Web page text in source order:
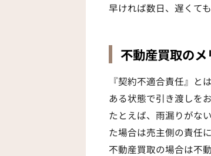
早ければ数日、遅くて
不動産買取の
『契約不適合責任』と
ある状態で引き渡しを
たとえば、雨漏りがな
た場合は売主側の責任
不動産買取の場合は不